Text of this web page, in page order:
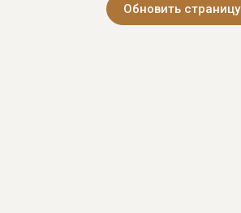
Обновить страницу